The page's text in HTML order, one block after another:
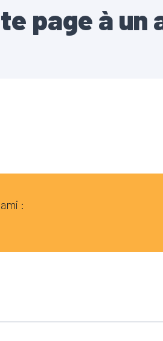
page à un
: